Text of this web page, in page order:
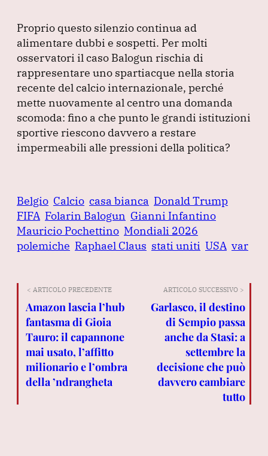
Proprio questo silenzio continua ad
alimentare dubbi e sospetti. Per molti
osservatori il caso Balogun rischia di
rappresentare uno spartiacque nella storia
recente del calcio internazionale, perché
mette nuovamente al centro una domanda
scomoda: fino a che punto le grandi istituzioni
sportive riescono davvero a restare
impermeabili alle pressioni della politica?
Belgio Calcio casa bianca Donald Trump
FIFA Folarin Balogun Gianni Infantino
Mauricio Pochettino Mondiali 2026
polemiche Raphael Claus stati uniti USA var
< ARTICOLO PRECEDENTE
Amazon lascia l’hub
fantasma di Gioia
Tauro: il capannone
mai usato, l’affitto
milionario e l’ombra
della ’ndrangheta
ARTICOLO SUCCESSIVO >
Garlasco, il destino
di Sempio passa
anche da Stasi: a
settembre la
decisione che può
davvero cambiare
tutto